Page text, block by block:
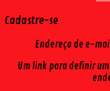
Cadastre-se
Endereço de e-
Um link para definir